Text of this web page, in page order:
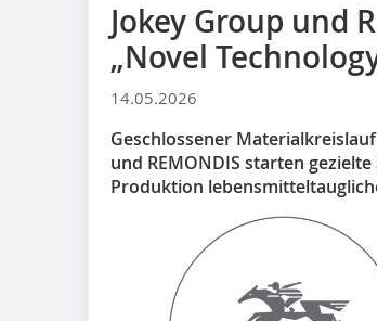
Jokey Group und
„Novel
14.05.2026
Geschlossener
und REMONDIS starten
Produktion